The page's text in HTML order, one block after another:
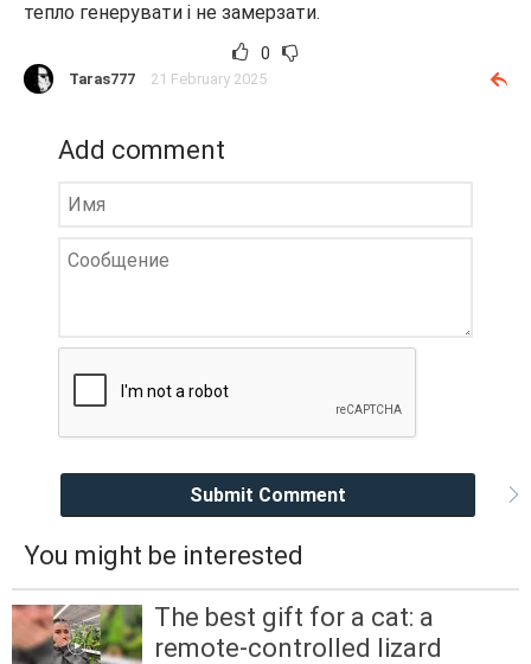
тепло генерувати і не замерзати.
0
Taras777 21 February 2025
Add comment
Submit Comment
You might be interested
The best gift for a cat: a
remote-controlled lizard